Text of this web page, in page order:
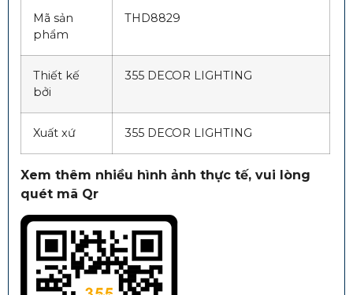
Mã sản
phẩm
THD8829
Thiết kế
bởi
355 DECOR LIGHTING
Xuất xứ 355 DECOR LIGHTING
Xem thêm nhiều hình ảnh thực tế, vui lòng
quét mã Qr